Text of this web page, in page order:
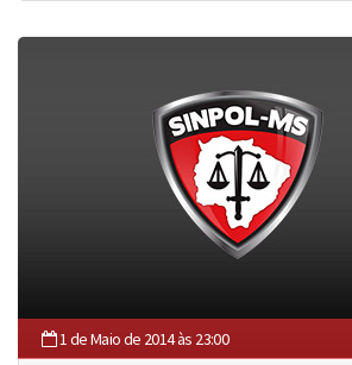
1 de Maio de 2014 às 23:00